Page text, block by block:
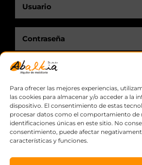
Para ofrecer las mejores experiencias,
las cookies para almacenar y/o acceder a la
dispositivo. El consentimiento de estas
procesar datos como el comportamiento de
identificaciones únicas en este sitio. No
consentimiento, puede afectar
características y funciones.
Recuérdame.